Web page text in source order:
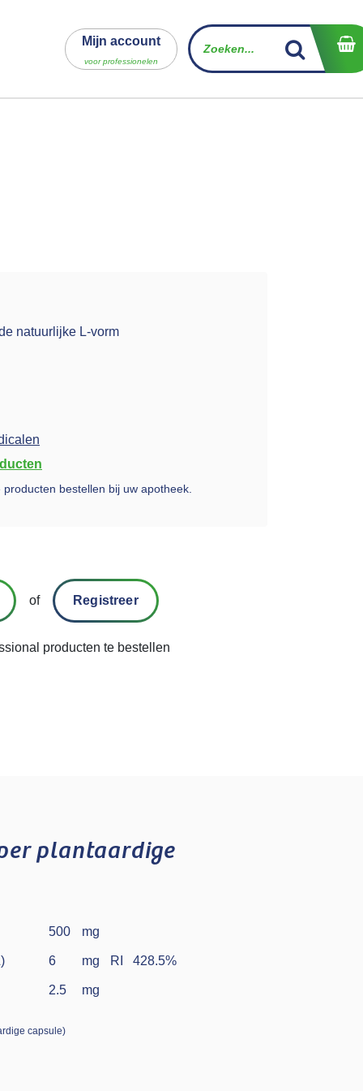
Mijn account
voor professionelen
natuurlijke L-vorm
bestellen bij uw apotheek.
of Registreer
producten te bestellen
plantaardige
500 mg
6 mg RI 428.5%
2.5 mg
capsule)